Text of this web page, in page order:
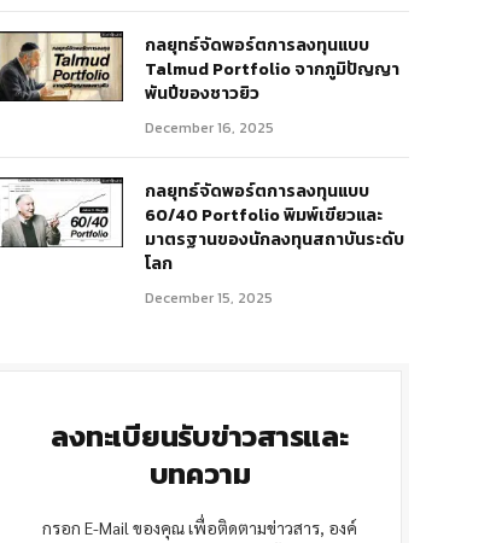
กลยุทธ์จัดพอร์ตการลงทุนแบบ
Talmud Portfolio จากภูมิปัญญา
พันปีของชาวยิว
December 16, 2025
กลยุทธ์จัดพอร์ตการลงทุนแบบ
60/40 Portfolio พิมพ์เขียวและ
มาตรฐานของนักลงทุนสถาบันระดับ
โลก
December 15, 2025
ลงทะเบียนรับข่าวสารและ
บทความ
กรอก E-Mail ของคุณ เพื่อติดตามข่าวสาร, องค์